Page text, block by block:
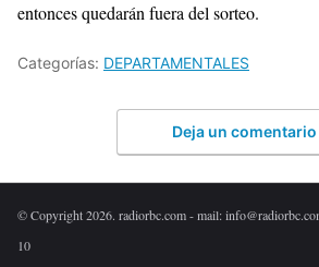
entonces quedarán fuera del sorteo.
Categorías: DEPARTAMENTALES
Deja un comentario
© Copyright 2026. radiorbc.com - mail:
10